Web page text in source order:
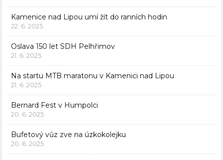
Kamenice nad Lipou umí žít do ranních hodin
22. 6. 2025
Oslava 150 let SDH Pelhřimov
21. 6. 2025
Na startu MTB maratonu v Kamenici nad Lipou
21. 6. 2025
Bernard Fest v Humpolci
20. 6. 2025
Bufetový vůz zve na úzkokolejku
20. 6. 2025